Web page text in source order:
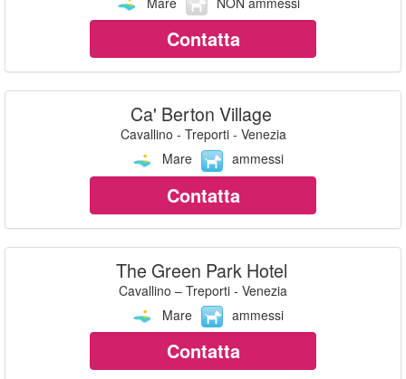
Contatta
Ca' Berton Village
Cavallino - Treporti - Venezia
Mare
ammessi
Contatta
The Green Park Hotel
Cavallino – Treporti - Venezia
Mare
ammessi
Contatta